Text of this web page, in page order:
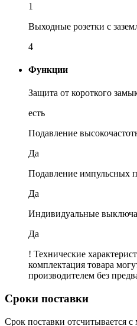
1
Выходные розетки с
4
Функции
Защита от короткого
есть
Подавление
Да
Подавление импульсных
Да
Индивидуальные
Да
! Технические
комплектация товара
производителем без
Сроки поставки
Срок поставки отсчитывается